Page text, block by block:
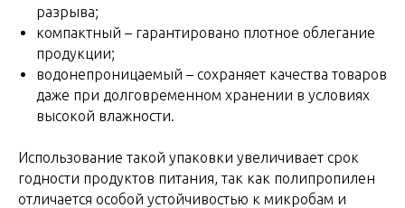
разрыва;
компактный – гарантировано плотное облегание
продукции;
водонепроницаемый – сохраняет качества товаров
даже при долговременном хранении в условиях
высокой влажности.
Использование такой упаковки увеличивает срок
годности продуктов питания, так как полипропилен
отличается особой устойчивостью к микробам и